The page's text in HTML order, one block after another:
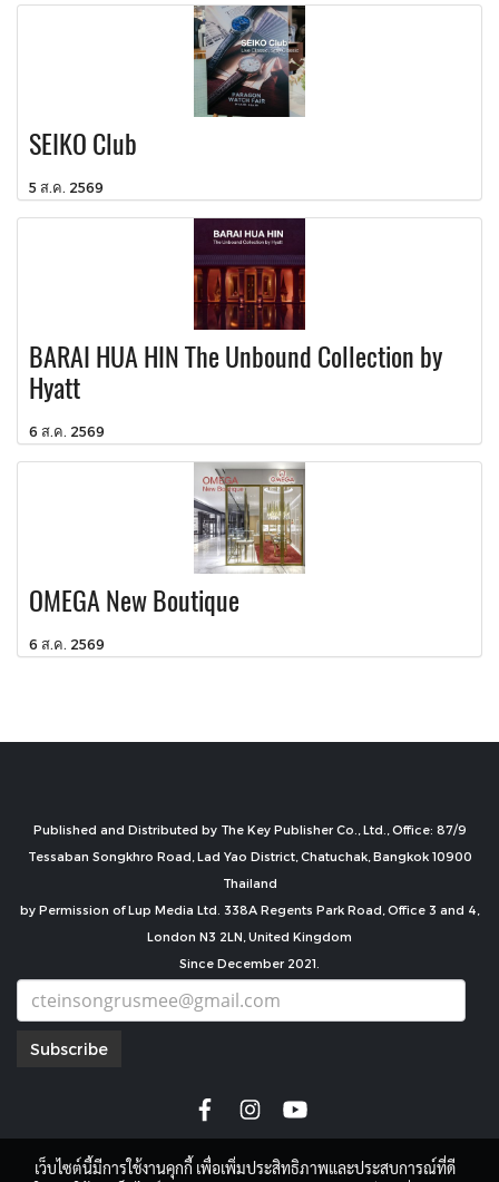
SEIKO Club
5 ส.ค. 2569
BARAI HUA HIN The Unbound Collection by
Hyatt
6 ส.ค. 2569
OMEGA New Boutique
6 ส.ค. 2569
Published and Distributed by The Key Publisher Co., Ltd., Office: 87/9
Tessaban Songkhro Road, Lad Yao District, Chatuchak, Bangkok 10900
Thailand
by Permission of Lup Media Ltd. 338A Regents Park Road, Office 3 and 4,
London N3 2LN, United Kingdom
Since December 2021.
Subscribe
เว็บไซต์นี้มีการใช้งานคุกกี้ เพื่อเพิ่มประสิทธิภาพและประสบการณ์ที่ดี